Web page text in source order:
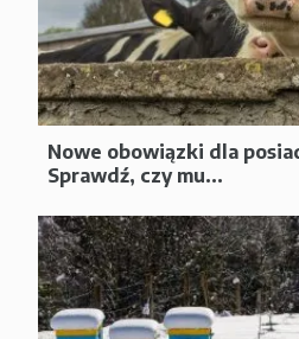
Nowe obowiązki dla
Sprawdź, czy mu...